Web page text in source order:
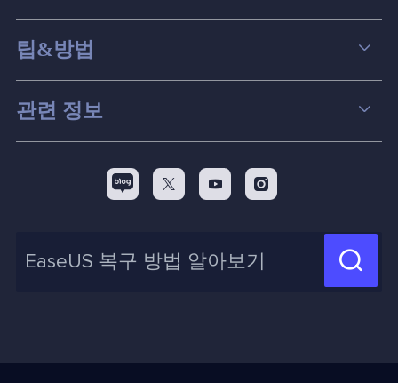
데이터 복구
파티션 관리
스크린 레코더
백업&복원
신제품 New
팁&방법
컴퓨터 데이터 복구 팁
맥 데이터 복구 팁
디스크 파티션 팁
화면 녹화 팁
인사이트 보고서
관련 정보
리셀러
  
